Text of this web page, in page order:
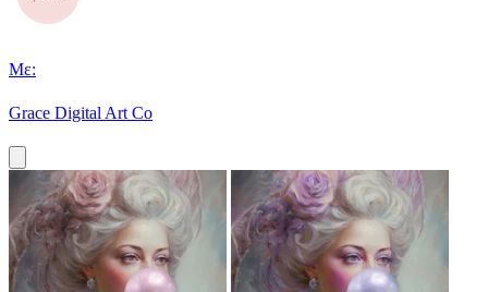
Με:
Grace Digital Art Co